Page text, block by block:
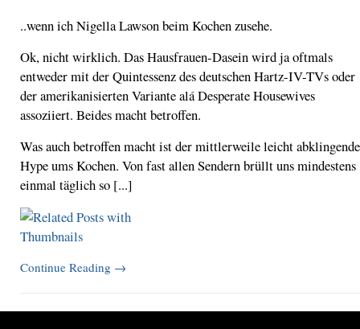
..wenn ich Nigella Lawson beim Kochen zusehe.
Ok, nicht wirklich. Das Hausfrauen-Dasein wird ja oftmals
entweder mit der Quintessenz des deutschen Hartz-IV-TVs oder
der amerikanisierten Variante alá Desperate Housewives
assoziiert. Beides macht betroffen.
Was auch betroffen macht ist der mittlerweile leicht abklingende
Hype ums Kochen. Von fast allen Sendern brüllt uns mindestens
einmal täglich so [...]
Continue Reading →